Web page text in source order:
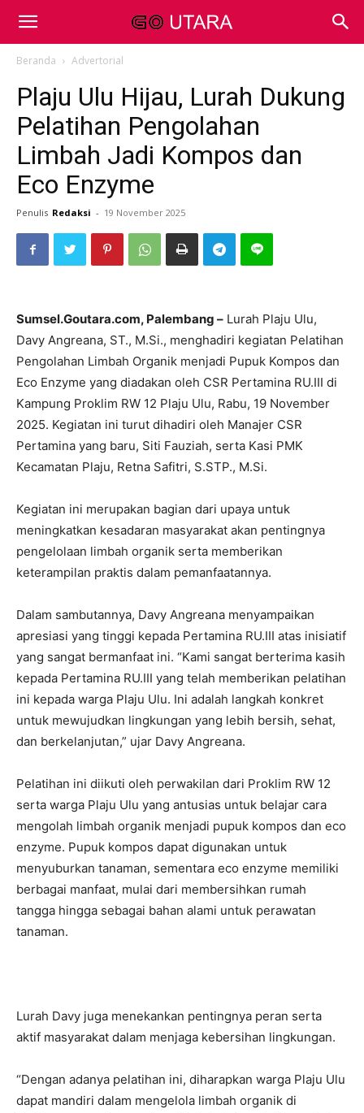
Beranda Advertorial
Plaju Ulu Hijau, Lurah Dukung
Pelatihan Pengolahan
Limbah Jadi Kompos dan
Eco Enzyme
Penulis Redaksi - 19 November 2025
Sumsel.Goutara.com, Palembang – Lurah Plaju Ulu,
Davy Angreana, ST., M.Si., menghadiri kegiatan Pelatihan
Pengolahan Limbah Organik menjadi Pupuk Kompos dan
Eco Enzyme yang diadakan oleh CSR Pertamina RU.III di
Kampung Proklim RW 12 Plaju Ulu, Rabu, 19 November
2025. Kegiatan ini turut dihadiri oleh Manajer CSR
Pertamina yang baru, Siti Fauziah, serta Kasi PMK
Kecamatan Plaju, Retna Safitri, S.STP., M.Si.
Kegiatan ini merupakan bagian dari upaya untuk
meningkatkan kesadaran masyarakat akan pentingnya
pengelolaan limbah organik serta memberikan
keterampilan praktis dalam pemanfaatannya.
Dalam sambutannya, Davy Angreana menyampaikan
apresiasi yang tinggi kepada Pertamina RU.III atas inisiatif
yang sangat bermanfaat ini. “Kami sangat berterima kasih
kepada Pertamina RU.III yang telah memberikan pelatihan
ini kepada warga Plaju Ulu. Ini adalah langkah konkret
untuk mewujudkan lingkungan yang lebih bersih, sehat,
dan berkelanjutan,” ujar Davy Angreana.
Pelatihan ini diikuti oleh perwakilan dari Proklim RW 12
serta warga Plaju Ulu yang antusias untuk belajar cara
mengolah limbah organik menjadi pupuk kompos dan eco
enzyme. Pupuk kompos dapat digunakan untuk
menyuburkan tanaman, sementara eco enzyme memiliki
berbagai manfaat, mulai dari membersihkan rumah
tangga hingga sebagai bahan alami untuk perawatan
tanaman.
Lurah Davy juga menekankan pentingnya peran serta
aktif masyarakat dalam menjaga kebersihan lingkungan.
“Dengan adanya pelatihan ini, diharapkan warga Plaju Ulu
dapat mandiri dalam mengelola limbah organik di